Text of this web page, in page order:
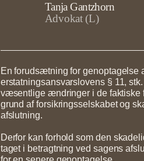
Tanja Gantzhorn
Advokat (L)
En forudsætning for genoptagelse
erstatningsansvarslovens § 11,
væsentlige ændringer i de faktiske
grund af forsikringsselskabet og
afslutning.
Derfor kan forhold som den
taget i betragtning ved sagens